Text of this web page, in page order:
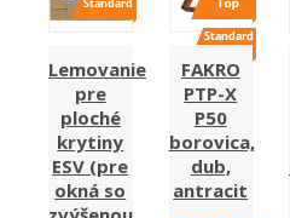
Lemovanie
pre
ploché
krytiny
ESV (pre
okná so
FAKRO
PTP-X
P50
borovica,
dub,
antracit